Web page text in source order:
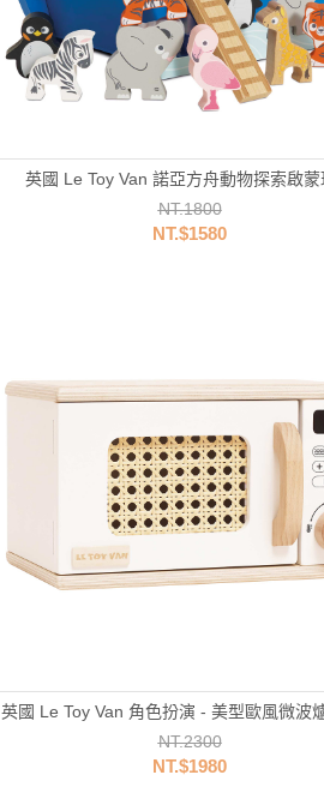
英國 Le Toy Van 諾亞方舟動物探索啟
NT.1800
NT.$1580
英國 Le Toy Van 角色扮演 - 美型歐風微波
NT.2300
NT.$1980